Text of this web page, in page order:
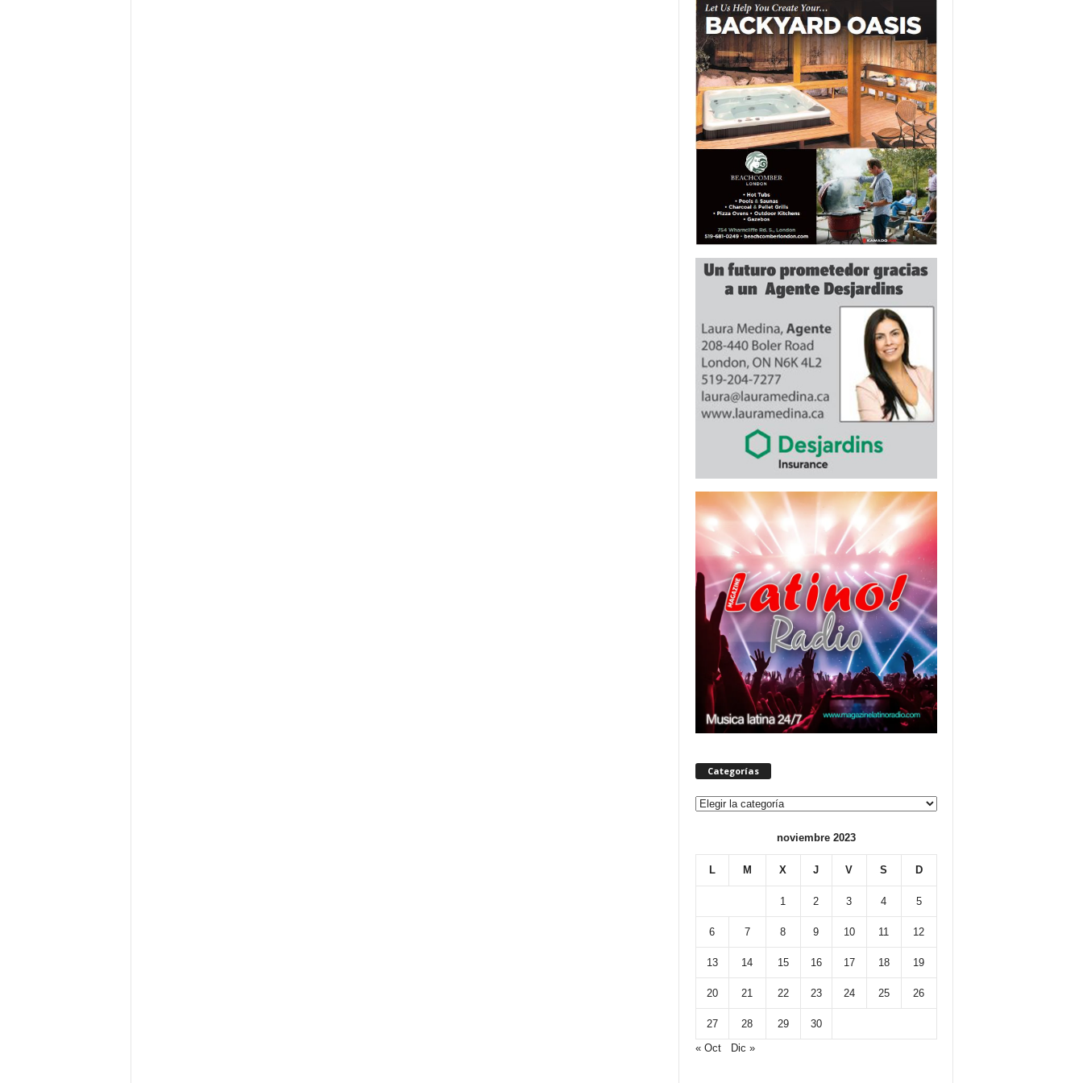
Categorías
Categorías
noviembre 2023
L M X J V S D
1 2 3 4 5
6 7 8 9 10 11 12
13 14 15 16 17 18 19
20 21 22 23 24 25 26
27 28 29
30
« Oct
Dic »